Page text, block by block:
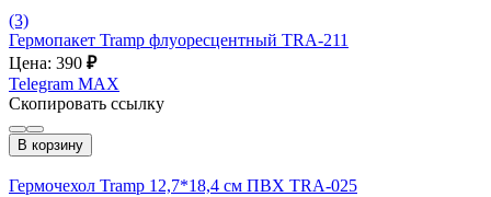
(3)
Гермопакет Tramp флуоресцентный TRA-211
Цена: 390 ₽
Telegram MAX
Скопировать ссылку
В корзину
Гермочехол Tramp 12,7*18,4 см ПВХ TRA-025